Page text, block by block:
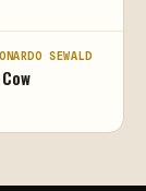
SEWALD